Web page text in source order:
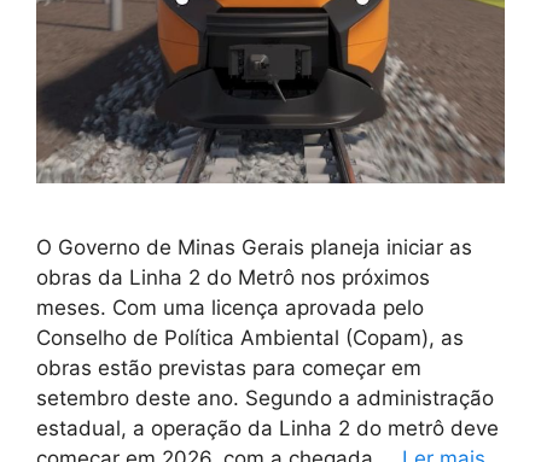
O Governo de Minas Gerais planeja iniciar as
obras da Linha 2 do Metrô nos próximos
meses. Com uma licença aprovada pelo
Conselho de Política Ambiental (Copam), as
obras estão previstas para começar em
setembro deste ano. Segundo a administração
estadual, a operação da Linha 2 do metrô deve